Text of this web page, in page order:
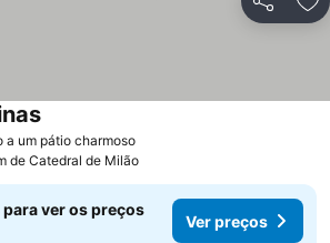
Partilhar
a um pátio charmosoVer preços
Ver preços
de Catedral de Milão
ver os preços
Ver preços